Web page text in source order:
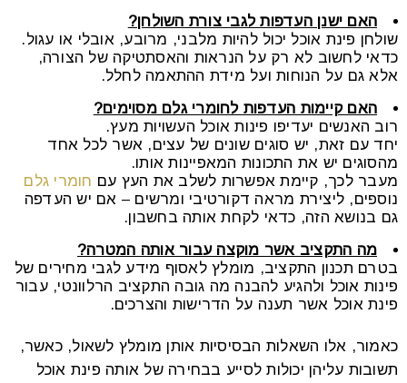
האם ישנן העדפות לגבי צורת השולחן?
שולחן פינת אוכל יכול להיות מלבני, מרובע, אובלי או עגול.
כדאי לחשוב לא רק על הנראות והאסתטיקה של הצורה,
אלא גם על הנוחות ועל מידת ההתאמה לחלל.
האם קיימות העדפות לחומרי גלם מסוימים?
רוב האנשים יעדיפו פינות אוכל העשויות מעץ.
יחד עם זאת, יש סוגים שונים של עצים, אשר לכל אחד
מהסוגים יש את התכונות המאפיינות אותו.
מעבר לכך, קיימת אפשרות לשלב את העץ עם חומרי גלם
נוספים, ליצירת מראה דקורטיבי ומרשים – אם יש העדפה
גם בנושא הזה, כדאי לקחת אותה בחשבון.
מה התקציב אשר מוקצה עבור אותה המטרה?
בטרם תכנון התקציב, מומלץ לאסוף מידע לגבי מחירים של
פינות אוכל ולהגיע להבנה מה גובה התקציב הרלוונטי, עבור
פינת אוכל אשר תענה על הדרישות והצרכים.
כאמור, אלו השאלות הבסיסיות אותן מומלץ לשאול, כאשר,
תשובות עליהן יכולות לסייע בבחירה של אותה פינת אוכל